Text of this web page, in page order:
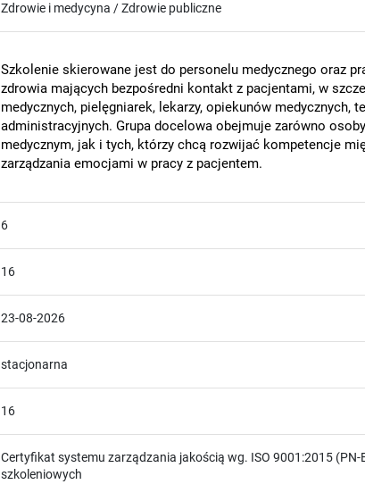
Zdrowie i medycyna / Zdrowie publiczne
Szkolenie skierowane jest do personelu medycznego oraz
zdrowia mających bezpośredni kontakt z pacjentami, w
medycznych, pielęgniarek, lekarzy, opiekunów medycznych,
administracyjnych. Grupa docelowa obejmuje zarówno
medycznym, jak i tych, którzy chcą rozwijać kompetencje
zarządzania emocjami w pracy z pacjentem.
6
16
23-08-2026
stacjonarna
16
Certyfikat systemu zarządzania jakością wg. ISO 9001:2015 (PN-
szkoleniowych